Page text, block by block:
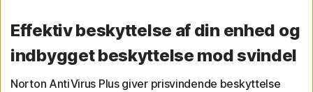
Effektiv beskyttelse af din enhed og
indbygget beskyttelse mod svindel
Norton AntiVirus Plus giver prisvindende beskyttelse